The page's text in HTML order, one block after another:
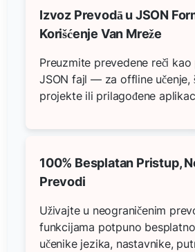
Izvoz Prevodā u JSON
Korišćenje Van Mreže
Preuzmite prevedene reči kao
JSON fajl — za offline učenje,
projekte ili prilagođene
100% Besplatan Pristup,
Prevodi
Uživajte u neograničenim
funkcijama potpuno
učenike jezika, nastavnike,